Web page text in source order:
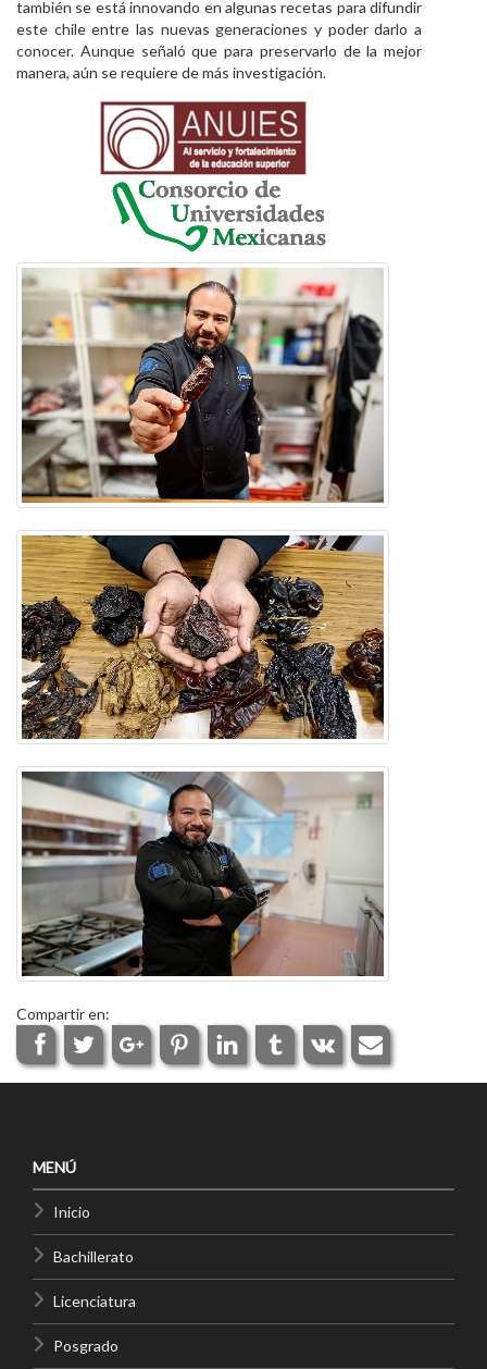
también se está innovando en algunas recetas para difundir
este chile entre las nuevas generaciones y poder darlo a
conocer. Aunque señaló que para preservarlo de la mejor
manera, aún se requiere de más investigación.
Compartir en:
MENÚ
Inicio
Bachillerato
Licenciatura
Posgrado